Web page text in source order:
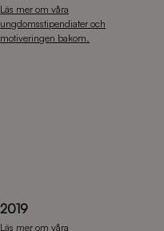
Läs mer om våra
ungdomsstipendiater och
motiveringen bakom.
2019
Läs mer om våra